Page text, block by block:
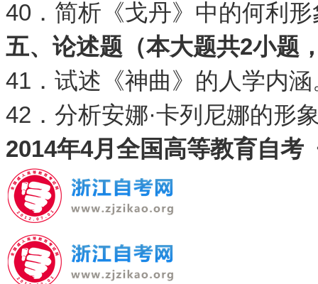
40．简析《戈丹》中的何利形
五、论述题（本大题共2小题
41．试述《神曲》的人学内涵
42．分析安娜·卡列尼娜的形
2014年4月全国高等教育自考